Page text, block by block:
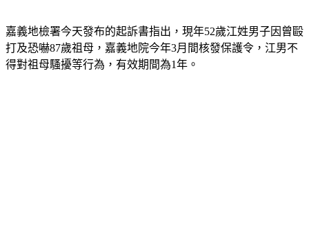
嘉義地檢署今天發布的起訴書指出，現年52歲江姓男子因曾毆
打及恐嚇87歲祖母，嘉義地院今年3月間核發保護令，江男不
得對祖母騷擾等行為，有效期間為1年。